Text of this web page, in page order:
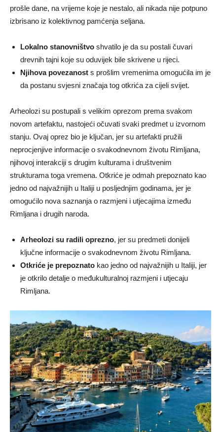
prošle dane, na vrijeme koje je nestalo, ali nikada nije potpuno
izbrisano iz kolektivnog pamćenja seljana.
Lokalno stanovništvo shvatilo je da su postali čuvari
drevnih tajni koje su oduvijek bile skrivene u rijeci.
Njihova povezanost s prošlim vremenima omogućila im je
da postanu svjesni značaja tog otkrića za cijeli svijet.
Arheolozi su postupali s velikim oprezom prema svakom
novom artefaktu, nastojeći očuvati svaki predmet u izvornom
stanju. Ovaj oprez bio je ključan, jer su artefakti pružili
neprocjenjive informacije o svakodnevnom životu Rimljana,
njihovoj interakciji s drugim kulturama i društvenim
strukturama toga vremena. Otkriće je odmah prepoznato kao
jedno od najvažnijih u Italiji u posljednjim godinama, jer je
omogućilo nova saznanja o razmjeni i utjecajima između
Rimljana i drugih naroda.
Arheolozi su radili oprezno, jer su predmeti donijeli
ključne informacije o svakodnevnom životu Rimljana.
Otkriće je prepoznato kao jedno od najvažnijih u Italiji, jer
je otkrilo detalje o međukulturalnoj razmjeni i utjecaju
Rimljana.